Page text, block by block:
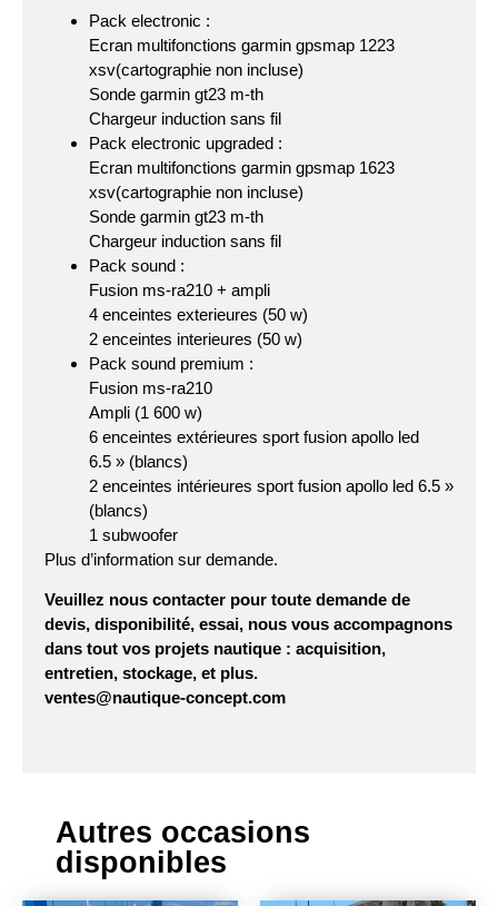
Pack electronic :
Ecran multifonctions garmin gpsmap 1223
xsv(cartographie non incluse)
Sonde garmin gt23 m-th
Chargeur induction sans fil
Pack electronic upgraded :
Ecran multifonctions garmin gpsmap 1623
xsv(cartographie non incluse)
Sonde garmin gt23 m-th
Chargeur induction sans fil
Pack sound :
Fusion ms-ra210 + ampli
4 enceintes exterieures (50 w)
2 enceintes interieures (50 w)
Pack sound premium :
Fusion ms-ra210
Ampli (1 600 w)
6 enceintes extérieures sport fusion apollo led
6.5 » (blancs)
2 enceintes intérieures sport fusion apollo led 6.5 »
(blancs)
1 subwoofer
Plus d’information sur demande.
Veuillez nous contacter pour toute demande de
devis, disponibilité, essai, nous vous accompagnons
dans tout vos projets nautique : acquisition,
entretien, stockage, et plus.
ventes@nautique-concept.com
Autres occasions
disponibles